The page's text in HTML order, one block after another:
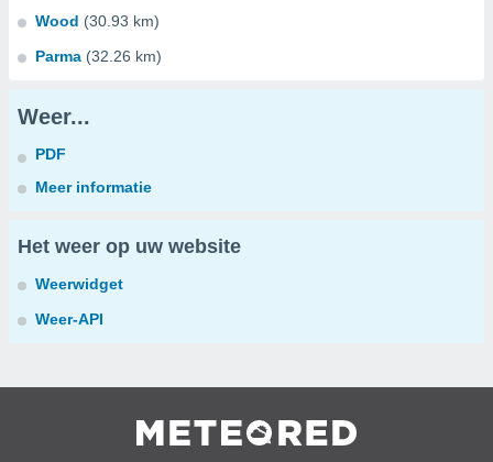
Wood (30.93 km)
Parma (32.26 km)
Weer...
PDF
Meer informatie
Het weer op uw website
Weerwidget
Weer-API